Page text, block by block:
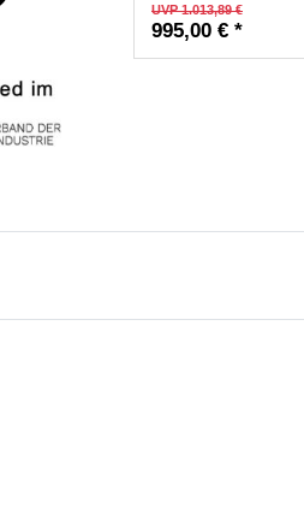
UVP 1.013,89 €
995,00 € *